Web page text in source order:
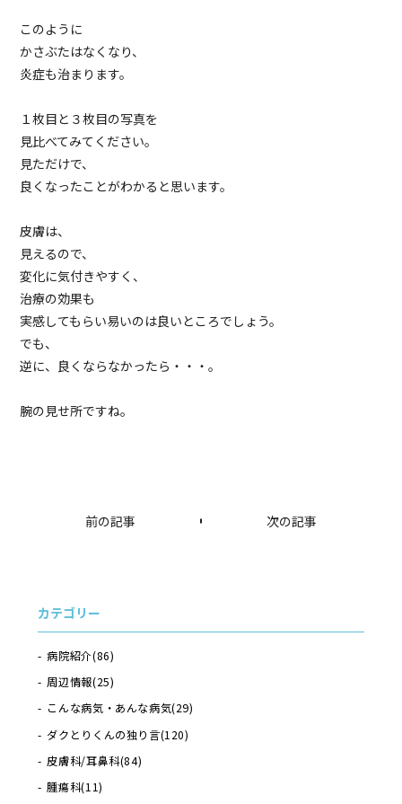
このように
かさぶたはなくなり、
炎症も治まります。
１枚目と３枚目の写真を
見比べてみてください。
見ただけで、
良くなったことがわかると思います。
皮膚は、
見えるので、
変化に気付きやすく、
治療の効果も
実感してもらい易いのは良いところでしょう。
でも、
逆に、良くならなかったら・・・。
腕の見せ所ですね。
前の記事 次の記事
カテゴリー
病院紹介(86)
周辺情報(25)
こんな病気・あんな病気(29)
ダクとりくんの独り言(120)
皮膚科/耳鼻科(84)
腫瘍科(11)